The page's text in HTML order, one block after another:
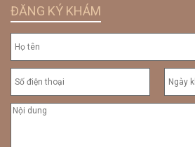
ĐĂNG KÝ KHÁM